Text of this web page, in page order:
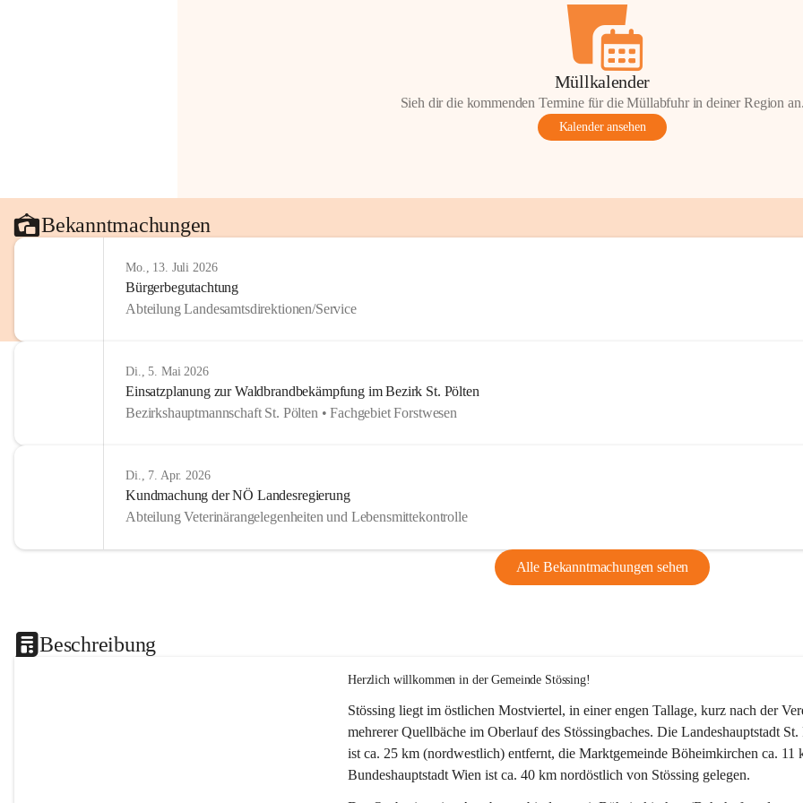
Müllkalender
Sieh dir die kommenden Termine für die Müllabfuhr in deiner Region
Kalender ansehen
Bekanntmachungen
Mo., 13. Juli 2026
Bürgerbegutachtung
Abteilung Landesamtsdirektionen/Service
Di., 5. Mai 2026
Einsatzplanung zur Waldbrandbekämpfung im Bezirk St. Pölten
Bezirkshauptmannschaft St. Pölten • Fachgebiet Forstwesen
Di., 7. Apr. 2026
Kundmachung der NÖ Landesregierung
Abteilung Veterinärangelegenheiten und Lebensmittekontrolle
Alle Bekanntmachungen sehen
Beschreibung
Herzlich willkommen in der Gemeinde Stössing!
Stössing liegt im östlichen Mostviertel, in einer engen Tallage, kurz nach der
mehrerer Quellbäche im Oberlauf des Stössingbaches. Die Landeshauptstadt
ist ca. 25 km (nordwestlich) entfernt, die Marktgemeinde Böheimkirchen ca.
Bundeshauptstadt Wien ist ca. 40 km nordöstlich von Stössing gelegen.